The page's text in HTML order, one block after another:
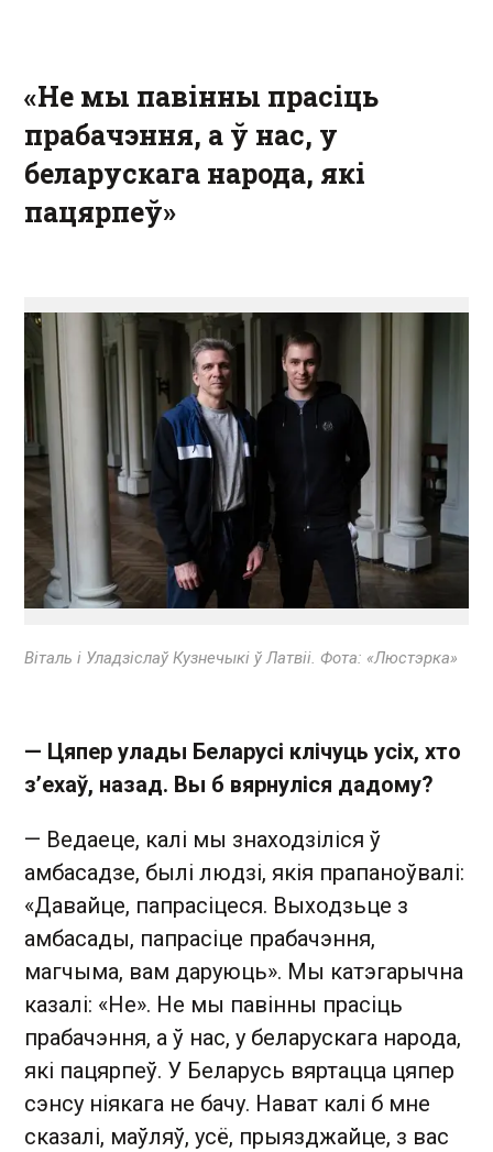
«Не мы павінны прасіць
прабачэння, а ў нас, у
беларускага народа, які
пацярпеў»
Віталь і Уладзіслаў Кузнечыкі ў Латвіі. Фота: «Люстэрка»
— Цяпер улады Беларусі клічуць усіх, хто
з’ехаў, назад. Вы б вярнуліся дадому?
— Ведаеце, калі мы знаходзіліся ў
амбасадзе, былі людзі, якія прапаноўвалі:
«Давайце, папрасіцеся. Выходзьце з
амбасады, папрасіце прабачэння,
магчыма, вам даруюць». Мы катэгарычна
казалі: «Не». Не мы павінны прасіць
прабачэння, а ў нас, у беларускага народа,
які пацярпеў. У Беларусь вяртацца цяпер
сэнсу ніякага не бачу. Нават калі б мне
сказалі, маўляў, усё, прыязджайце, з вас